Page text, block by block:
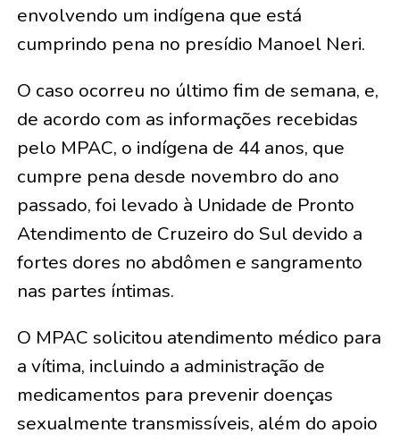
envolvendo um indígena que está
cumprindo pena no presídio Manoel Neri.
O caso ocorreu no último fim de semana, e,
de acordo com as informações recebidas
pelo MPAC, o indígena de 44 anos, que
cumpre pena desde novembro do ano
passado, foi levado à Unidade de Pronto
Atendimento de Cruzeiro do Sul devido a
fortes dores no abdômen e sangramento
nas partes íntimas.
O MPAC solicitou atendimento médico para
a vítima, incluindo a administração de
medicamentos para prevenir doenças
sexualmente transmissíveis, além do apoio